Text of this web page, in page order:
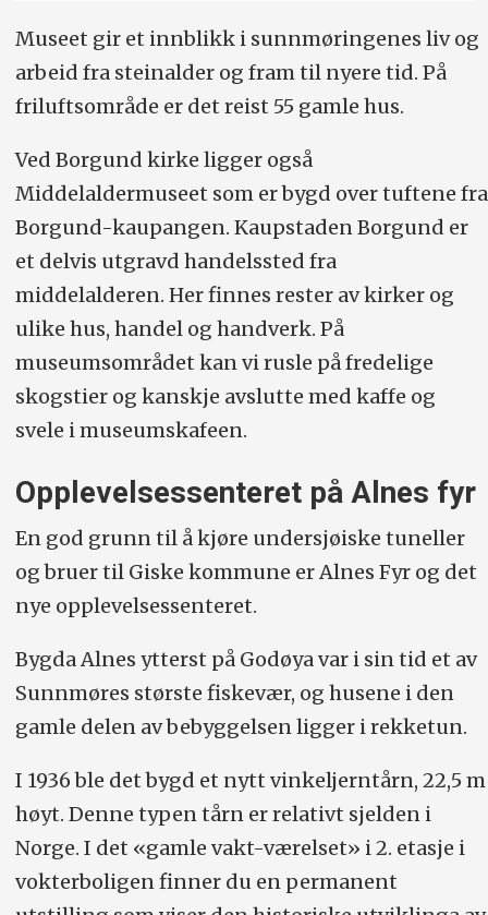
Museet gir et innblikk i sunnmøringenes liv og
arbeid fra steinalder og fram til nyere tid. På
friluftsområde er det reist 55 gamle hus.
Ved Borgund kirke ligger også
Middelaldermuseet som er bygd over tuftene fra
Borgund-kaupangen. Kaupstaden Borgund er
et delvis utgravd handelssted fra
middelalderen. Her finnes rester av kirker og
ulike hus, handel og handverk. På
museumsområdet kan vi rusle på fredelige
skogstier og kanskje avslutte med kaffe og
svele i museumskafeen.
Opplevelsessenteret på Alnes fyr
En god grunn til å kjøre undersjøiske tuneller
og bruer til Giske kommune er Alnes Fyr og det
nye opplevelsessenteret.
Bygda Alnes ytterst på Godøya var i sin tid et av
Sunnmøres største fiskevær, og husene i den
gamle delen av bebyggelsen ligger i rekketun.
I 1936 ble det bygd et nytt vinkeljerntårn, 22,5 m
høyt. Denne typen tårn er relativt sjelden i
Norge. I det «gamle vakt-værelset» i 2. etasje i
vokterboligen finner du en permanent